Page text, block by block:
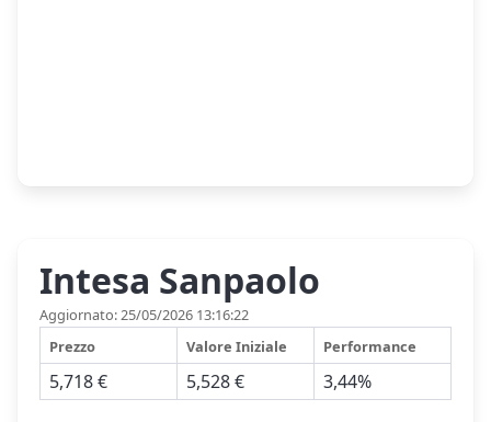
Intesa Sanpaolo
Aggiornato: 25/05/2026 13:16:22
Prezzo
Valore Iniziale Performance
5,718 € 5,528 € 3,44%